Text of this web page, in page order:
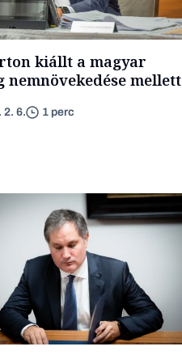
kiállt a magyar
nemnövekedése mellett
2. 6. 1 perc